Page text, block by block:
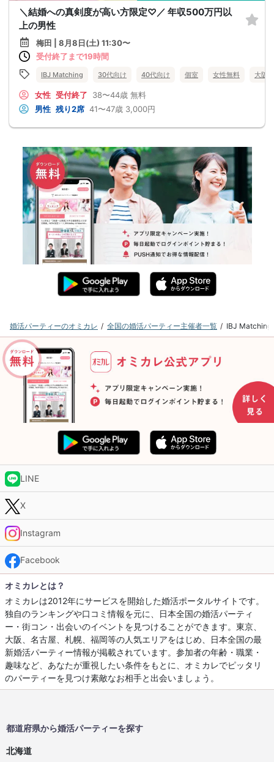
＼結婚への真剣度が高い方限定♡／ 年収500万円以
上の男性
梅田 | 8月8日(土) 11:30〜
受付終了まで19時間
IBJ Matching 30代向け 40代向け 個室 女性無料 大阪府
女性 受付終了 38〜44歳 無料
男性 残り2席 41〜47歳 3,000円
婚活パーティーのオミカレ 全国の婚活パーティー主催者一覧 IBJ Matching
LINE
X
Instagram
Facebook
オミカレとは？
オミカレは2012年にサービスを開始した婚活ポータルサイトです。
独自のランキングや口コミ情報を元に、日本全国の婚活パーティ
ー・街コン・出会いのイベントを見つけることができます。東京、
大阪、名古屋、札幌、福岡等の人気エリアをはじめ、日本全国の最
新婚活パーティー情報が掲載されています。参加者の年齢・職業・
趣味など、あなたが重視したい条件をもとに、オミカレでピッタリ
のパーティーを見つけ素敵なお相手と出会いましょう。
都道府県から婚活パーティーを探す
北海道